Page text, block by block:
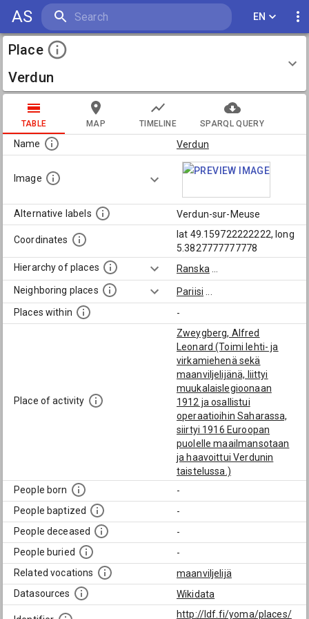
AS EN
Place
Verdun
TABLE MAP TIMELINE SPARQL QUERY
Name Verdun
Image
Alternative labels Verdun-sur-Meuse
Coordinates
lat 49.159722222222, long
5.3827777777778
Hierarchy of places
Ranska
Neighboring places
Pariisi
Places within
-
Place of activity
Zweygberg, Alfred
Leonard (Toimi lehti- ja
virkamiehenä sekä
maanviljelijänä, liittyi
muukalaislegioonaan
1912 ja osallistui
operaatioihin Saharassa,
siirtyi 1916 Euroopan
puolelle maailmansotaan
ja haavoittui Verdunin
taistelussa.)
People born
-
People baptized
-
People deceased
-
People buried
-
Related vocations
maanviljelijä
Datasources
Wikidata
http://ldf.fi/yoma/places/